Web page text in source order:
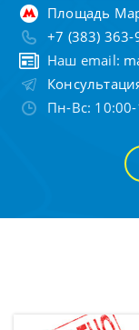
Площадь
+7 (383) 363-
Наш email:
Пн-Вс: